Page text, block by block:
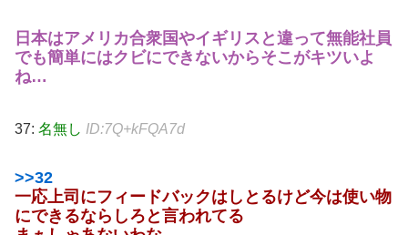
日本はアメリカ合衆国やイギリスと違って無能社員
でも簡単にはクビにできないからそこがキツいよ
ね…
37: 名無し ID:7Q+kFQA7d
>>32
一応上司にフィードバックはしとるけど今は使い物
にできるならしろと言われてる